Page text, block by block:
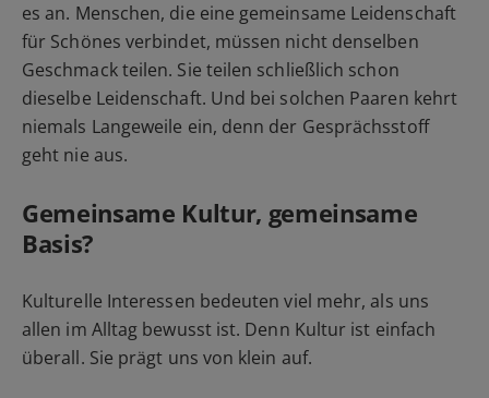
es an. Menschen, die eine gemeinsame Leidenschaft
für Schönes verbindet, müssen nicht denselben
Geschmack teilen. Sie teilen schließlich schon
dieselbe Leidenschaft. Und bei solchen Paaren kehrt
niemals Langeweile ein, denn der Gesprächsstoff
geht nie aus.
Gemeinsame Kultur, gemeinsame
Basis?
Kulturelle Interessen bedeuten viel mehr, als uns
allen im Alltag bewusst ist. Denn Kultur ist einfach
überall. Sie prägt uns von klein auf.